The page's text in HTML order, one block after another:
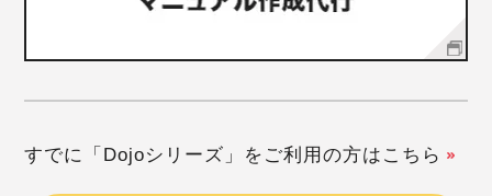
すでに「Dojoシリーズ」をご利用の方はこちら